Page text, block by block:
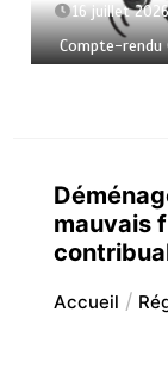
16 juillet
Compte-rendu
mauvais
Accueil